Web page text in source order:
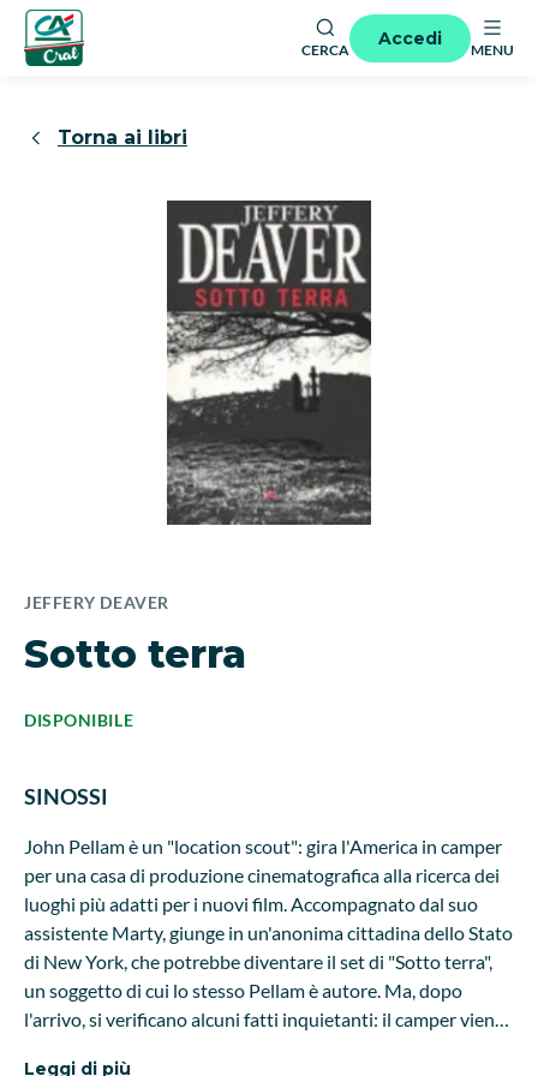
CERCA
Accedi
MENU
Torna ai libri
JEFFERY DEAVER
Sotto terra
DISPONIBILE
SINOSSI
John Pellam è un "location scout": gira l'America in camper
per una casa di produzione cinematografica alla ricerca dei
luoghi più adatti per i nuovi film. Accompagnato dal suo
assistente Marty, giunge in un'anonima cittadina dello Stato
di New York, che potrebbe diventare il set di "Sotto terra",
un soggetto di cui lo stesso Pellam è autore. Ma, dopo
l'arrivo, si verificano alcuni fatti inquietanti: il camper viene
Leggi di più